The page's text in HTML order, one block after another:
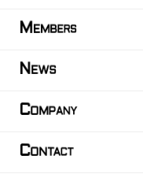
M EMBERS
N EWS
COMPANY
CONTACT